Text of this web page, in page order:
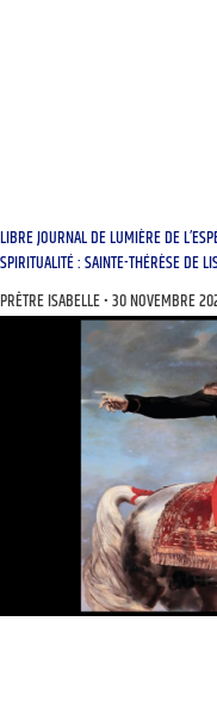
LIBRE JOURNAL DE LUMIÈRE DE
SPIRITUALITÉ : SAINTE-THÉRÈSE DE
PRÊTRE ISABELLE 30 NOVEMBRE